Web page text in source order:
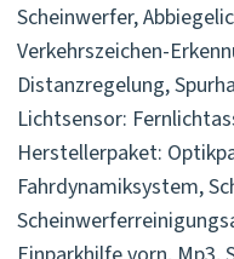
Scheinwerfer,
Verkehrszeichen-
Distanzregelung,
Lichtsensor:
Herstellerpaket:
Fahrdynamiksystem,